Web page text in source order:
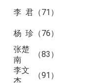
李 君（71）
杨 珍 （76）
张楚
南
（83）
李文
杰
（91）